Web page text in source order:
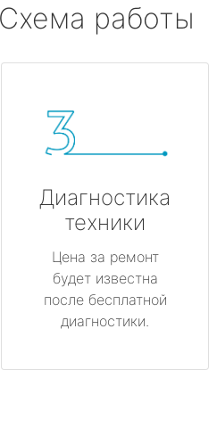
Схема работы
Диагностика
техники
Цена за ремонт
будет известна
после бесплатной
диагностики.